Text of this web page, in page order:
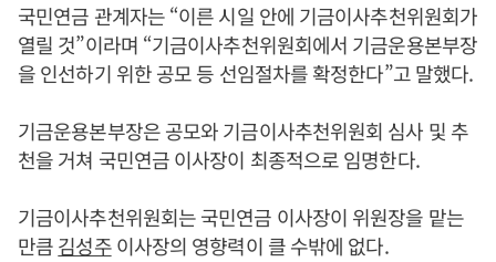
국민연금 관계자는 “이른 시일 안에 기금이사추천위원회가
열릴 것”이라며 “기금이사추천위원회에서 기금운용본부장
을 인선하기 위한 공모 등 선임절차를 확정한다”고 말했다.
기금운용본부장은 공모와 기금이사추천위원회 심사 및 추
천을 거쳐 국민연금 이사장이 최종적으로 임명한다.
기금이사추천위원회는 국민연금 이사장이 위원장을 맡는
만큼김성주이사장의 영향력이 클 수밖에 없다.